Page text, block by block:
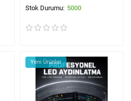
5000
Yeni Ürünler